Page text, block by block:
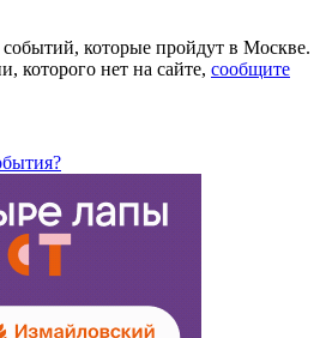
событий, которые пройдут в Москве.
которого нет на сайте, сообщите